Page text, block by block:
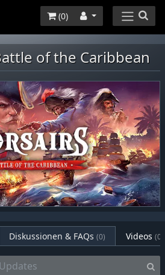
(0)
of the Caribbean
Diskussionen & FAQs (0) Videos (0)